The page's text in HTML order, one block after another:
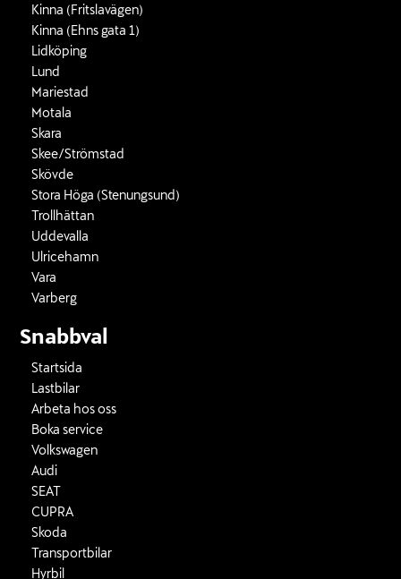
Kinna (Fritslavägen)
Kinna (Ehns gata 1)
Lidköping
Lund
Mariestad
Motala
Skara
Skee/Strömstad
Skövde
Stora Höga (Stenungsund)
Trollhättan
Uddevalla
Ulricehamn
Vara
Varberg
Snabbval
Startsida
Lastbilar
Arbeta hos oss
Boka service
Volkswagen
Audi
SEAT
CUPRA
Skoda
Transportbilar
Hyrbil